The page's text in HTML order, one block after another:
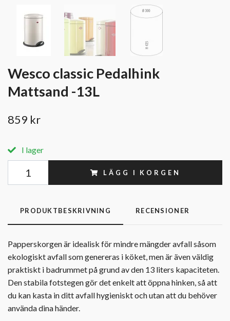
Wesco classic Pedalhink
Mattsand -13L
859 kr
I lager
LÄGG I KORGEN
PRODUKTBESKRIVNING RECENSIONER
Papperskorgen är idealisk för mindre mängder avfall såsom
ekologiskt avfall som genereras i köket, men är även väldig
praktiskt i badrummet på grund av den 13 liters kapaciteten.
Den stabila fotstegen gör det enkelt att öppna hinken, så att
du kan kasta in ditt avfall hygieniskt och utan att du behöver
använda dina händer.